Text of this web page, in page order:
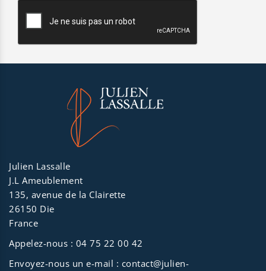
Julien Lassalle
J.L Ameublement
135, avenue de la Clairette
26150 Die
France
Appelez-nous : 04 75 22 00 42
Envoyez-nous un e-mail : contact@julien-